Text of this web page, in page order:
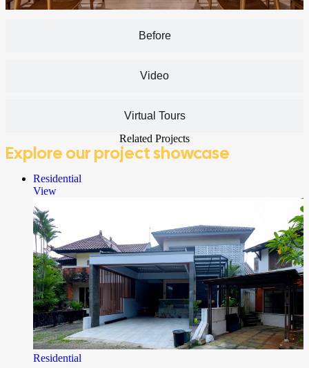
Before
Video
Virtual Tours
Related Projects
Exploreour project showcase
Residential
View
Residential